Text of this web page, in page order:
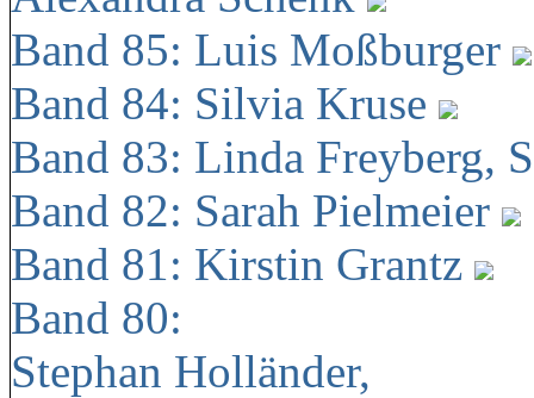
Band 85: Luis Moßburger
Band 84: Silvia Kruse
Band 83: Linda Freyberg,
Band 82: Sarah Pielmeier
Band 81: Kirstin Grantz
Band 80:
Stephan Holländer,